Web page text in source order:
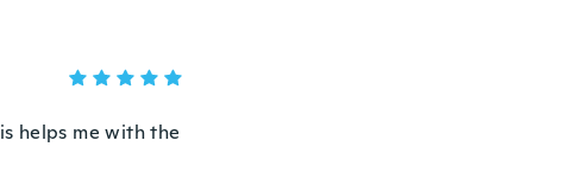
helps me with the